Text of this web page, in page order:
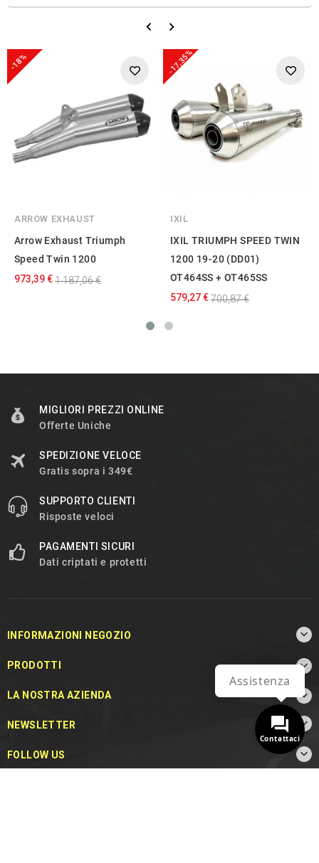
-18%
ARROW EXHAUST
Arrow Exhaust Triumph
Speed Twin 1200
973,39 €1.187,06 €
-17,35%
IXIL
IXIL TRIUMPH SPEED TWIN
1200 19-20 (DD01)
OT464SS + OT465SS
579,27 €700,87 €
MIGLIORI PREZZI ONLINE
Offerte Uniche
SPEDIZIONE VELOCE
Gratis sopra i 349€
SUPPORTO CLIENTI
Risposte veloci
PAGAMENTI SICURI
Dati criptati e protetti
INFORMAZIONI NEGOZIO 
PRODOTTI 
LA NOSTRA AZIENDA 
NEWSLETTER 
FOLLOW US 
Contattaci
Assistenza